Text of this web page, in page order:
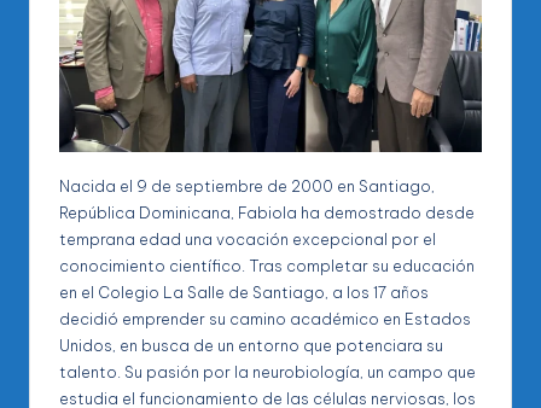
Nacida el 9 de septiembre de 2000 en Santiago,
República Dominicana, Fabiola ha demostrado desde
temprana edad una vocación excepcional por el
conocimiento científico. Tras completar su educación
en el Colegio La Salle de Santiago, a los 17 años
decidió emprender su camino académico en Estados
Unidos, en busca de un entorno que potenciara su
talento. Su pasión por la neurobiología, un campo que
estudia el funcionamiento de las células nerviosas, los